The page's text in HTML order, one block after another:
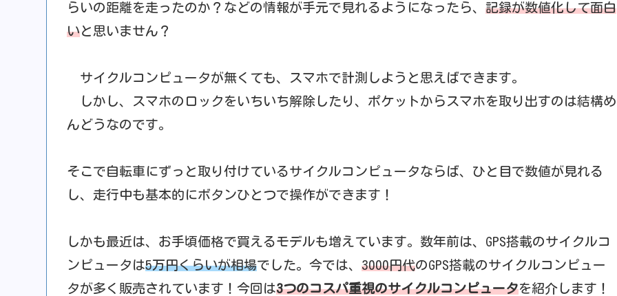
らいの距離を走ったのか？などの情報が手元で見れるようになったら、 記録が数値化して面白
いと思いません？
サイクルコンピュータが無くても、スマホで計測しようと思えばできます。
しかし、スマホのロックをいちいち解除したり、ポケットからスマホを取り出すのは結構め
んどうなのです。
そこで自転車にずっと取り付けているサイクルコンピュータならば、ひと目で数値が見れる
し、走行中も基本的にボタンひとつで操作ができます！
しかも最近は、お手頃価格で買えるモデルも増えています。数年前は、GPS搭載のサイクルコ
ンピュータは5万円くらいが相場でした。今では、 3000円代のGPS搭載のサイクルコンピュー
タが多く販売されています！今回は3つのコスパ重視のサイクルコンピュータを紹介します！